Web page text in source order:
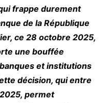
frappe durement
de la République
ce 28 octobre 2025,
une bouffée
et institutions
décision, qui entre
permet